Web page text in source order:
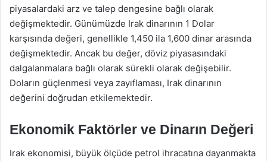
piyasalardaki arz ve talep dengesine bağlı olarak
değişmektedir. Günümüzde Irak dinarının 1 Dolar
karşısında değeri, genellikle 1,450 ila 1,600 dinar arasında
değişmektedir. Ancak bu değer, döviz piyasasındaki
dalgalanmalara bağlı olarak sürekli olarak değişebilir.
Doların güçlenmesi veya zayıflaması, Irak dinarının
değerini doğrudan etkilemektedir.
Ekonomik Faktörler ve Dinarın Değeri
Irak ekonomisi, büyük ölçüde petrol ihracatına dayanmakta